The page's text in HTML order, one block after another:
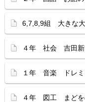
6,7,8,9組 大きな大
４年 社会 吉田新
１年 音楽 ドレミ
４年 図工 まどを